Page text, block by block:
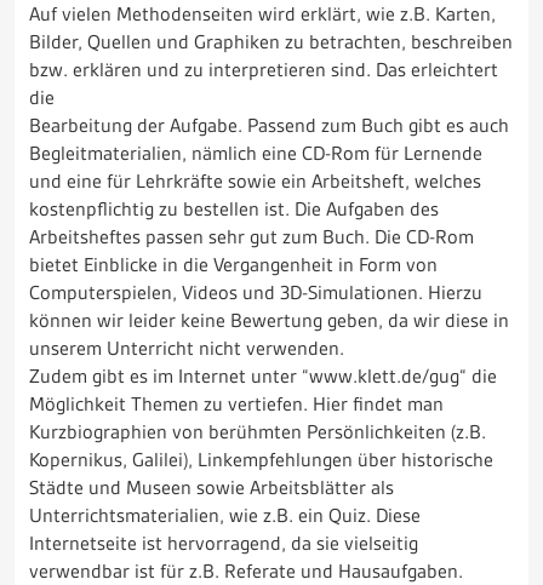
Auf vielen Methodenseiten wird erklärt, wie z.B. Karten,
Bilder, Quellen und Graphiken zu betrachten, beschreiben
bzw. erklären und zu interpretieren sind. Das erleichtert
die
Bearbeitung der Aufgabe. Passend zum Buch gibt es auch
Begleitmaterialien, nämlich eine CD-Rom für Lernende
und eine für Lehrkräfte sowie ein Arbeitsheft, welches
kostenpflichtig zu bestellen ist. Die Aufgaben des
Arbeitsheftes passen sehr gut zum Buch. Die CD-Rom
bietet Einblicke in die Vergangenheit in Form von
Computerspielen, Videos und 3D-Simulationen. Hierzu
können wir leider keine Bewertung geben, da wir diese in
unserem Unterricht nicht verwenden.
Zudem gibt es im Internet unter “www.klett.de/gug“ die
Möglichkeit Themen zu vertiefen. Hier findet man
Kurzbiographien von berühmten Persönlichkeiten (z.B.
Kopernikus, Galilei), Linkempfehlungen über historische
Städte und Museen sowie Arbeitsblätter als
Unterrichtsmaterialien, wie z.B. ein Quiz. Diese
Internetseite ist hervorragend, da sie vielseitig
verwendbar ist für z.B. Referate und Hausaufgaben.